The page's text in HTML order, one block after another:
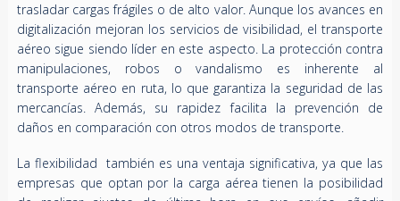
trasladar cargas frágiles o de alto valor. Aunque los avances en
digitalización mejoran los servicios de visibilidad, el transporte
aéreo sigue siendo líder en este aspecto. La protección contra
manipulaciones, robos o vandalismo es inherente al
transporte aéreo en ruta, lo que garantiza la seguridad de las
mercancías. Además, su rapidez facilita la prevención de
daños en comparación con otros modos de transporte.
La flexibilidad también es una ventaja significativa, ya que las
empresas que optan por la carga aérea tienen la posibilidad